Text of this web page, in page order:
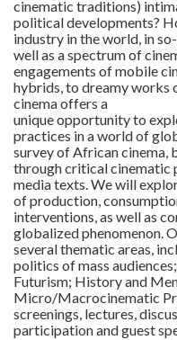
cinematic traditions)
political developments?
industry in the world, in
well as a spectrum of
engagements of mobile
hybrids, to dreamy
cinema offers a
unique opportunity to
practices in a world of
survey of African cinema,
through critical cinematic
media texts. We will
of production,
interventions, as well as
globalized phenomenon.
several thematic areas,
politics of mass
Futurism; History and
Micro/Macrocinematic
screenings, lectures,
participation and guest